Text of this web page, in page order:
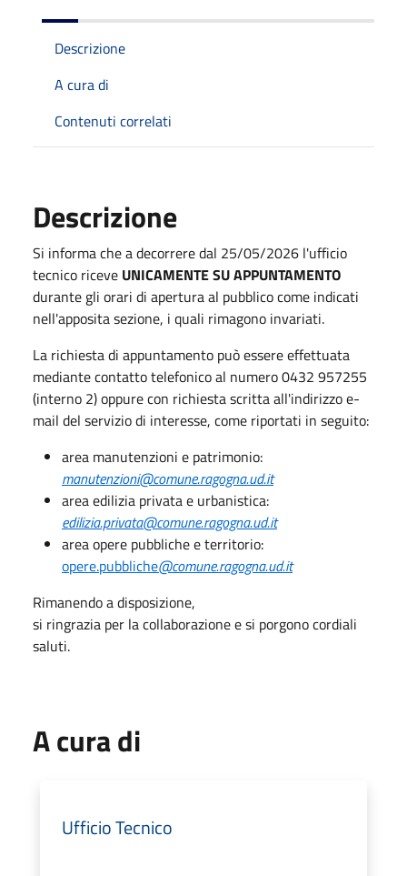
Descrizione
A cura di
Contenuti correlati
Descrizione
Si informa che a decorrere dal 25/05/2026 l'ufficio
tecnico riceve UNICAMENTE SU APPUNTAMENTO
durante gli orari di apertura al pubblico come indicati
nell'apposita sezione, i quali rimagono invariati.
La richiesta di appuntamento può essere effettuata
mediante contatto telefonico al numero 0432 957255
(interno 2) oppure con richiesta scritta all'indirizzo e-
mail del servizio di interesse, come riportati in seguito:
area manutenzioni e patrimonio:
manutenzioni@comune.ragogna.ud.it
area edilizia privata e urbanistica:
edilizia.privata@comune.ragogna.ud.it
area opere pubbliche e territorio:
opere.pubbliche@comune.ragogna.ud.it
Rimanendo a disposizione,
si ringrazia per la collaborazione e si porgono cordiali
saluti.
A cura di
Ufficio Tecnico